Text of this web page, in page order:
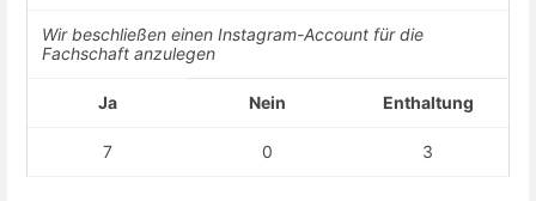
Wir beschließen einen Instagram-Account für die
Fachschaft anzulegen
Ja Nein Enthaltung
7 0 3